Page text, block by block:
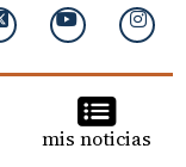
mis noticias